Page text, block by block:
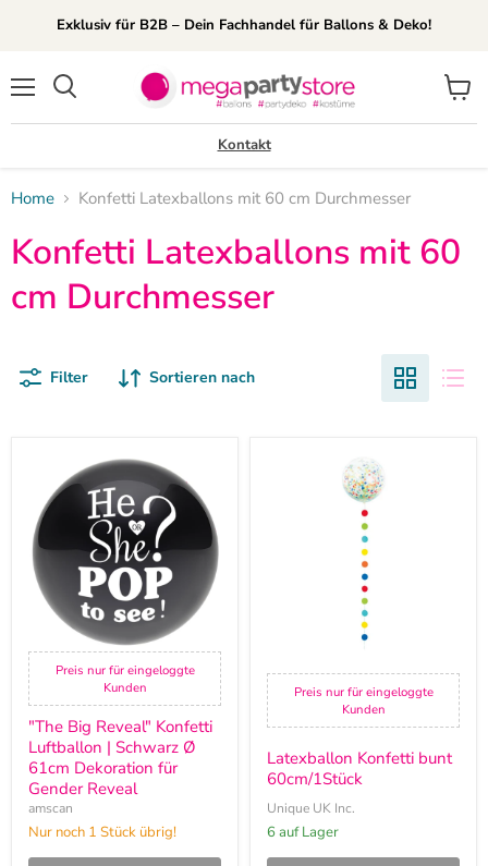
Exklusiv für B2B – Dein Fachhandel für Ballons & Deko!
Kontakt
Home Konfetti Latexballons mit 60 cm Durchmesser
Konfetti Latexballons mit 60
cm Durchmesser
Filter Sortieren nach
Reveal"
Konfetti
Luftballon
Schwarz
61cm
Dekoration
Gender
RevealPreis nur für eingeloggte
Kunden
"The Big Reveal" Konfetti
Luftballon | Schwarz Ø
61cm Dekoration für
Gender Reveal
amscan
Nur noch 1 Stück übrig!
Preis nur für eingeloggte
Kunden
Latexballon Konfetti bunt
60cm/1Stück
Unique UK Inc.
6 auf Lager